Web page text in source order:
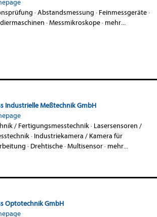
·Abstandsmessung · Feinmessgeräte·
·Messmikroskope· mehr...
Industrielle Meßtechnik GmbH
/ Fertigungsmesstechnik· Lasersensoren /
· Industriekamera / Kamera für
· Drehtische·Multisensor· mehr...
Optotechnik GmbH